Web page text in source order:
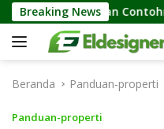
Langsung
ke
konten
Breaking News
dan Contohnya
Beranda Panduan-properti
Panduan-properti